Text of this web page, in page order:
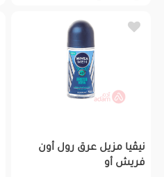
نيڤيا مزيل عرق رول أون
فريش أو